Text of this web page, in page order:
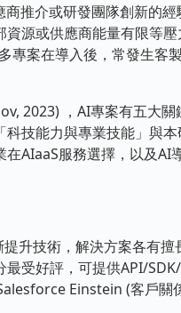
介或研發團隊創新的經
源或供應商能量有限等
案在導入後，常發生客
，AI專案有五大關
技能力與專業技能」與
AIaaS服務選擇，以及AI
升技術，解決方案各有
受好評，可提供API/
Einstein (客戶關